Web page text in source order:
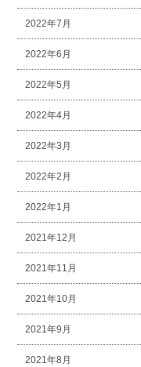
2022年7月
2022年6月
2022年5月
2022年4月
2022年3月
2022年2月
2022年1月
2021年12月
2021年11月
2021年10月
2021年9月
2021年8月